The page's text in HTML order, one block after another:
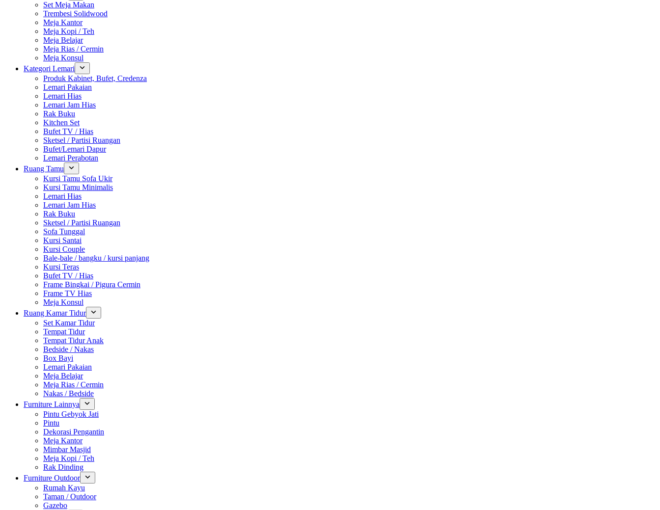
Set Meja Makan
Trembesi Solidwood
Meja Kantor
Meja Kopi / Teh
Meja Belajar
Meja Rias / Cermin
Meja Konsul
Kategori Lemari
Produk Kabinet, Bufet, Credenza
Lemari Pakaian
Lemari Hias
Lemari Jam Hias
Rak Buku
Kitchen Set
Bufet TV / Hias
Sketsel / Partisi Ruangan
Bufet/Lemari Dapur
Lemari Perabotan
Ruang Tamu
Kursi Tamu Sofa Ukir
Kursi Tamu Minimalis
Lemari Hias
Lemari Jam Hias
Rak Buku
Sketsel / Partisi Ruangan
Sofa Tunggal
Kursi Santai
Kursi Couple
Bale-bale / bangku / kursi panjang
Kursi Teras
Bufet TV / Hias
Frame Bingkai / Pigura Cermin
Frame TV Hias
Meja Konsul
Ruang Kamar Tidur
Set Kamar Tidur
Tempat Tidur
Tempat Tidur Anak
Bedside / Nakas
Box Bayi
Lemari Pakaian
Meja Belajar
Meja Rias / Cermin
Nakas / Bedside
Furniture Lainnya
Pintu Gebyok Jati
Pintu
Dekorasi Pengantin
Meja Kantor
Mimbar Masjid
Meja Kopi / Teh
Rak Dinding
Furniture Outdoor
Rumah Kayu
Taman / Outdoor
Gazebo